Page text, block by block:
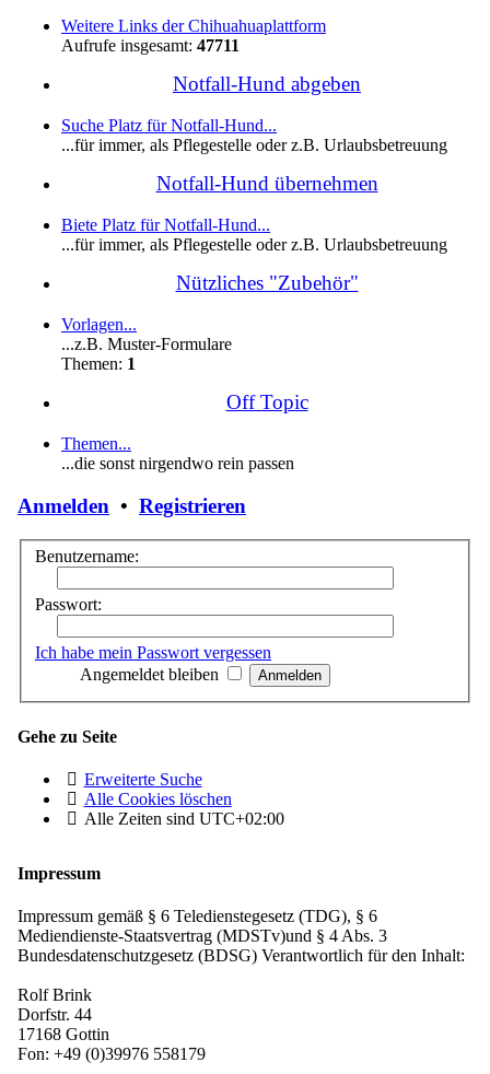
Weitere Links der Chihuahuaplattform
Aufrufe insgesamt: 47711
Notfall-Hund abgeben
Suche Platz für Notfall-Hund...
...für immer, als Pflegestelle oder z.B. Urlaubsbetreuung
Notfall-Hund übernehmen
Biete Platz für Notfall-Hund...
...für immer, als Pflegestelle oder z.B. Urlaubsbetreuung
Nützliches "Zubehör"
Vorlagen...
...z.B. Muster-Formulare
Themen: 1
Off Topic
Themen...
...die sonst nirgendwo rein passen
Anmelden • Registrieren
Benutzername:
Passwort:
Ich habe mein Passwort vergessen
Angemeldet bleiben
Gehe zu Seite
Erweiterte Suche
Alle Cookies löschen
Alle Zeiten sind UTC+02:00
Impressum
Impressum gemäß § 6 Teledienstegesetz (TDG), § 6
Mediendienste-Staatsvertrag (MDSTv)und § 4 Abs. 3
Bundesdatenschutzgesetz (BDSG) Verantwortlich für den Inhalt:
Rolf Brink
Dorfstr. 44
17168 Gottin
Fon: +49 (0)39976 558179